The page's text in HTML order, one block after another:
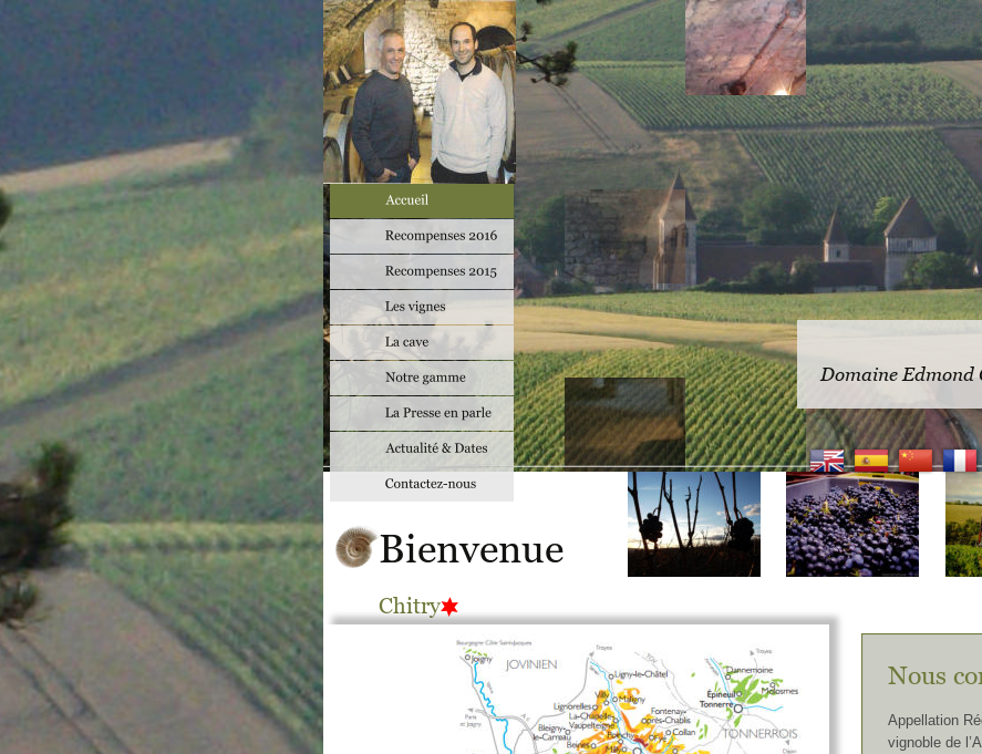
Domaine Edmond
Bienvenue
Chitry
Nous
Appellation
vignoble de